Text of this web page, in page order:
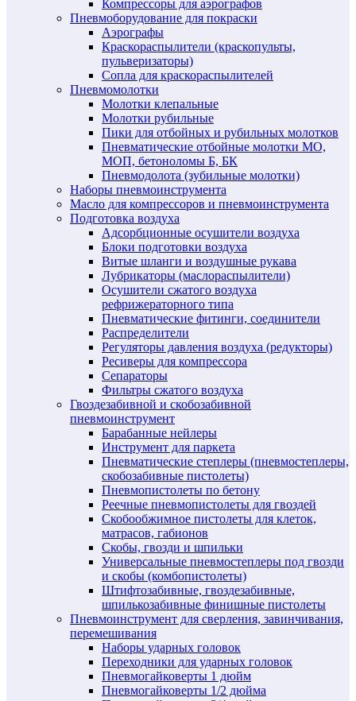
Компрессоры для аэрографов
Пневмоборудование для покраски
Аэрографы
Краскораспылители (краскопульты,
пульверизаторы)
Сопла для краскораспылителей
Пневмомолотки
Молотки клепальные
Молотки рубильные
Пики для отбойных и рубильных молотков
Пневматические отбойные молотки МО,
МОП, бетоноломы Б, БК
Пневмодолота (зубильные молотки)
Наборы пневмоинструмента
Масло для компрессоров и пневмоинструмента
Подготовка воздуха
Адсорбционные осушители воздуха
Блоки подготовки воздуха
Витые шланги и воздушные рукава
Лубрикаторы (маслораспылители)
Осушители сжатого воздуха
рефрижераторного типа
Пневматические фитинги, соединители
Распределители
Регуляторы давления воздуха (редукторы)
Ресиверы для компрессора
Сепараторы
Фильтры сжатого воздуха
Гвоздезабивной и скобозабивной
пневмоинструмент
Барабанные нейлеры
Инструмент для паркета
Пневматические степлеры (пневмостеплеры,
скобозабивные пистолеты)
Пневмопистолеты по бетону
Реечные пневмопистолеты для гвоздей
Скобообжимное пистолеты для клеток,
матрасов, габионов
Скобы, гвозди и шпильки
Универсальные пневмостеплеры под гвозди
и скобы (комбопистолеты)
Штифтозабивные, гвоздезабивные,
шпилькозабивные финишные пистолеты
Пневмоинструмент для сверления, завинчивания,
перемешивания
Наборы ударных головок
Переходники для ударных головок
Пневмогайковерты 1 дюйм
Пневмогайковерты 1/2 дюйма